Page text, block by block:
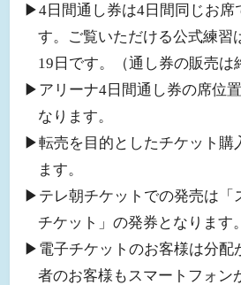
▶︎4日間通し券は4日間同じお席
す。ご覧いただける公式練習
19日です。
（通し券の販売は
▶︎アリーナ4日間通し券の席位
なります。
▶︎転売を目的としたチケット購
ます。
▶︎テレ朝チケットでの発売は「
チケット」の発券となります。
▶︎電子チケットのお客様は分配
者のお客様もスマートフォン